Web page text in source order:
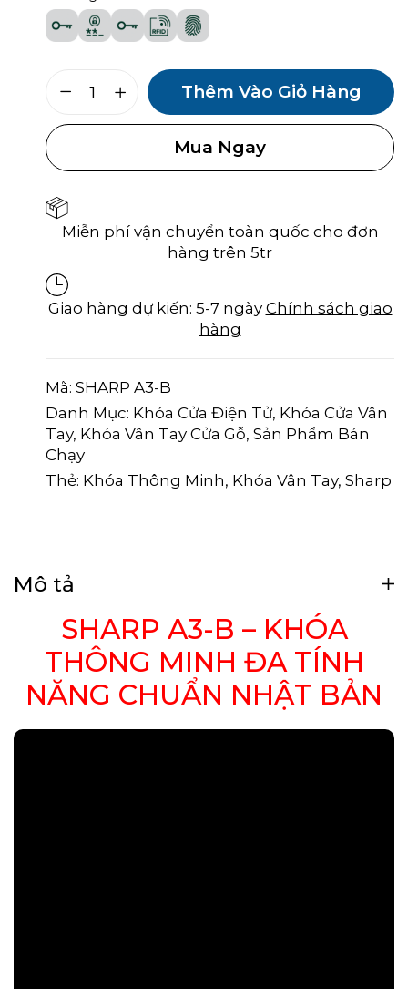
Thêm Vào Giỏ Hàng
Mua Ngay
Miễn phí vận chuyển toàn quốc cho đơn
hàng trên 5tr
Giao hàng dự kiến: 5-7 ngày Chính sách giao
hàng
Mã: SHARP A3-B
Danh Mục: Khóa Cửa Điện Tử, Khóa Cửa Vân
Tay, Khóa Vân Tay Cửa Gỗ, Sản Phẩm Bán
Chạy
Thẻ: Khóa Thông Minh, Khóa Vân Tay, Sharp
Mô tả
SHARP A3-B – KHÓA
THÔNG MINH ĐA TÍNH
NĂNG CHUẨN NHẬT BẢN
Lưu tên của tôi, email, và trang
web trong trình duyệt này cho
lần bình luận kế tiếp của tôi.